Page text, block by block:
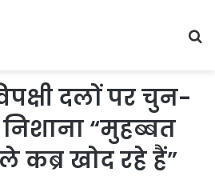
दलों पर चुन-
“मुहब्बत
कब्र खोद रहे हैं”